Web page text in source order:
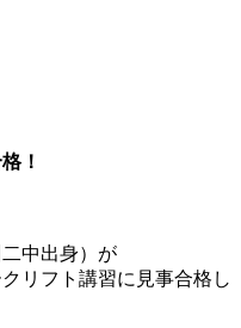
！
中出身）が
リフト講習に見事合格し